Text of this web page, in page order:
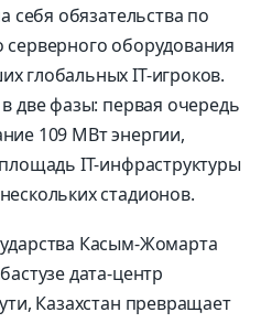
себя обязательства по
серверного оборудования
глобальных IT-игроков.
две фазы: первая очередь
109 МВт энергии,
IT-инфраструктуры
стадионов.
Касым-Жомарта
дата-центр
Казахстан превращает